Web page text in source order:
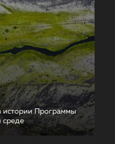
истории Программы